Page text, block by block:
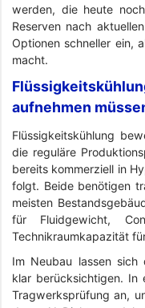
werden, die heute
Reserven nach
Optionen schneller ein,
macht.
aufnehmen
Flüssigkeitskühlung
die reguläre
bereits kommerziell in
folgt. Beide benötigen
meisten
für Fluidgewicht,
Technikraumkapazität
Im Neubau lassen sich
klar berücksichtigen. In
Tragwerksprüfung an,